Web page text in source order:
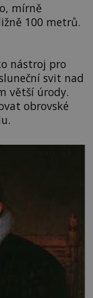
mírně
100 metrů.
nástroj pro
svit nad
větší úrody.
obrovské